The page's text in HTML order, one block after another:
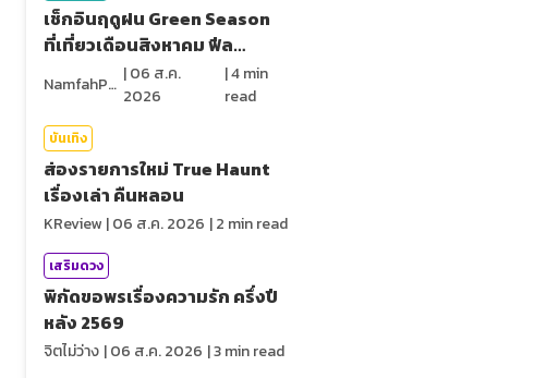
เช็กอินฤดูฝน Green Season
ที่เที่ยวเดือนสิงหาคม ฟีล
NamfahPhupha |06 ส.ค.
2026
|4min
read
บันเทิง
ส่องรายการใหม่ True Haunt
เรื่องเล่า คืนหลอน
KReview |06 ส.ค. 2026 |2 min read
เสริมดวง
พิกัดขอพรเรื่องความรัก ครึ่งปี
หลัง 2569
จิตไม่ว่าง |06 ส.ค. 2026 |3min read